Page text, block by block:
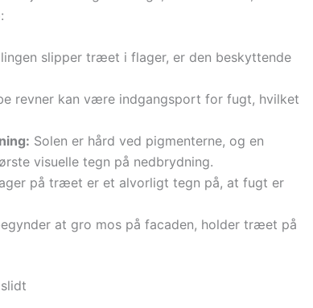
slipper træet i flager, er den beskyttende
revner kan være indgangsport for fugt, hvilket
Solen er hård ved pigmenterne, og en
visuelle tegn på nedbrydning.
på træet er et alvorligt tegn på, at fugt er
at gro mos på facaden, holder træet på